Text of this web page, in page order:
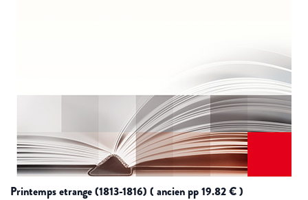
printemps etrange (1813-1816) ( ancien pp 19.82 € )